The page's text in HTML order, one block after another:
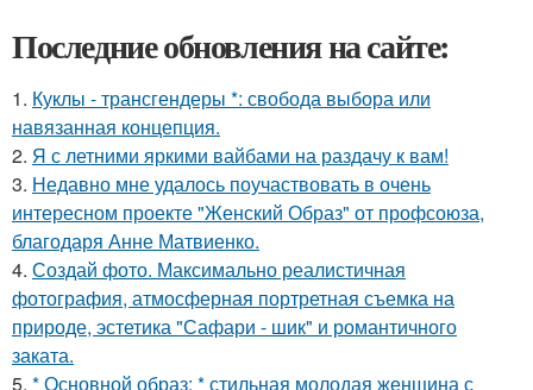
Последние обновления на сайте:
1. Куклы - трансгендеры *: свобода выбора или
навязанная концепция.
2. Я с летними яркими вайбами на раздачу к вам!
3. Недавно мне удалось поучаствовать в очень
интересном проекте "Женский Образ" от профсоюза,
благодаря Анне Матвиенко.
4. Создай фото. Максимально реалистичная
фотография, атмосферная портретная съемка на
природе, эстетика "Сафари - шик" и романтичного
заката.
5. * Основной образ: * стильная молодая женщина с